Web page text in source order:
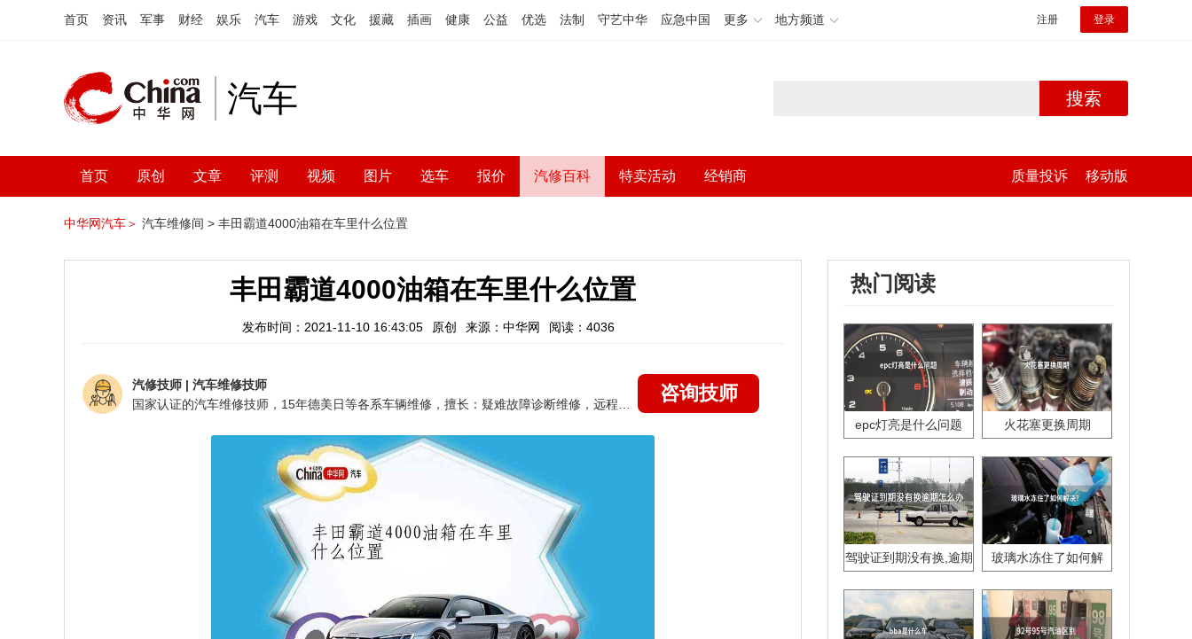
首页 资讯 军事 财经 娱乐 汽车 游戏 文化 援藏 插画 健康 公益 优选 法制 守艺中华 应急中国 更多 地方频道 注册 登录
汽车 搜索
首页 原创 文章 评测 视频 图片 选车 报价 汽修百科 特卖活动 经销商 质量投诉 移动版
中华网汽车＞ 汽车维修间 > 丰田霸道4000油箱在车里什么位置
丰田霸道4000油箱在车里什么位置
发布时间：2021-11-10 16:43:05 原创 来源：中华网 阅读：4036
汽修技师 | 汽车维修技师
咨询技师
热门阅读
epc灯亮是什么问题 火花塞更换周期
驾驶证到期没有换,逾期
玻璃水冻住了如何解